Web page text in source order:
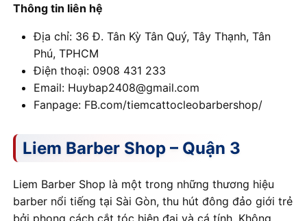
Thông tin liên hệ
Địa chỉ: 36 Đ. Tân Kỳ Tân Quý, Tây Thạnh, Tân
Phú, TPHCM
Điện thoại: 0908 431 233
Email: Huybap2408@gmail.com
Fanpage: FB.com/tiemcattocleobarbershop/
Liem Barber Shop – Quận 3
Liem Barber Shop là một trong những thương hiệu
barber nổi tiếng tại Sài Gòn, thu hút đông đảo giới trẻ
bởi phong cách cắt tóc hiện đại và cá tính. Không